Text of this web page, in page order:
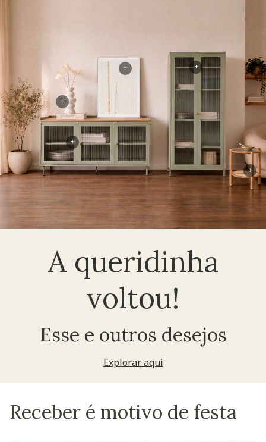
A queridinha
voltou!
Esse e outros desejos
Explorar aqui
+
+
+
+
+
Receber é motivo de festa